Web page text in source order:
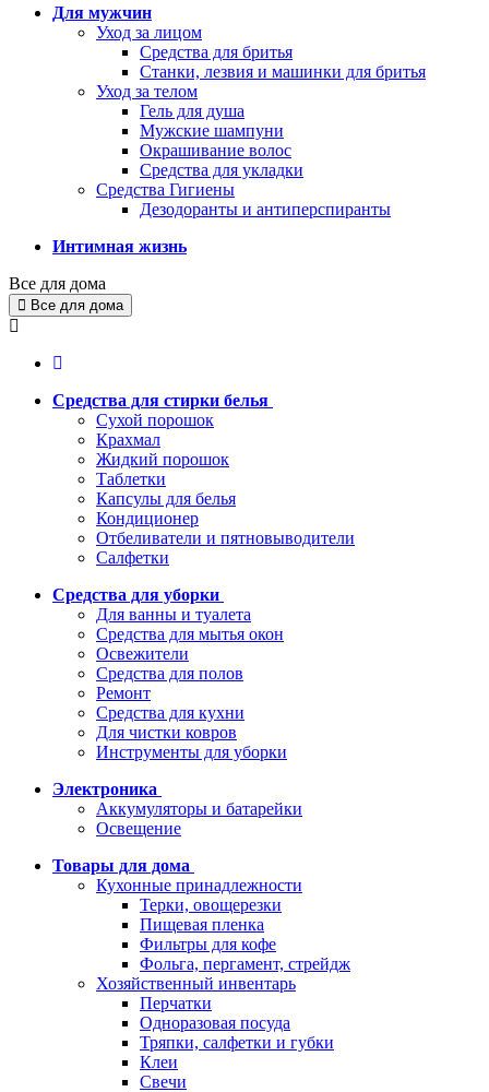
Для мужчин
Уход за лицом
Средства для бритья
Станки, лезвия и машинки для бритья
Уход за телом
Гель для душа
Мужские шампуни
Окрашивание волос
Средства для укладки
Средства Гигиены
Дезодоранты и антиперспиранты
Интимная жизнь
Все для дома
Все для дома
Средства для стирки белья
Сухой порошок
Крахмал
Жидкий порошок
Таблетки
Капсулы для белья
Кондиционер
Отбеливатели и пятновыводители
Салфетки
Средства для уборки
Для ванны и туалета
Средства для мытья окон
Освежители
Средства для полов
Ремонт
Средства для кухни
Для чистки ковров
Инструменты для уборки
Электроника
Аккумуляторы и батарейки
Освещение
Товары для дома
Кухонные принадлежности
Терки, овощерезки
Пищевая пленка
Фильтры для кофе
Фольга, пергамент, стрейдж
Хозяйственный инвентарь
Перчатки
Одноразовая посуда
Тряпки, салфетки и губки
Клеи
Свечи